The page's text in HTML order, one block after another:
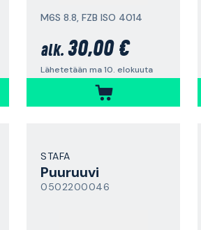
M6S 8.8, FZB ISO 4014
alk. 30,00 €
Lähetetään ma 10. elokuuta
STAFA
Puuruuvi
0502200046